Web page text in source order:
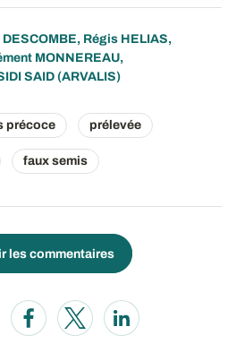
, Régis HELIAS,
MONNEREAU,
SAID (ARVALIS)
précoce prélevée
faux semis
les commentaires
Opens in a new window
Opens in a new window
Opens in a new